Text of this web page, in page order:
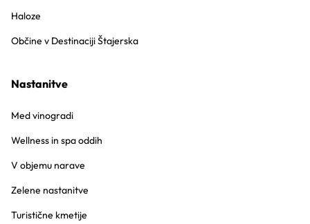
Haloze
Občine v Destinaciji Štajerska
Nastanitve
Med vinogradi
Wellness in spa oddih
V objemu narave
Zelene nastanitve
Turistične kmetije